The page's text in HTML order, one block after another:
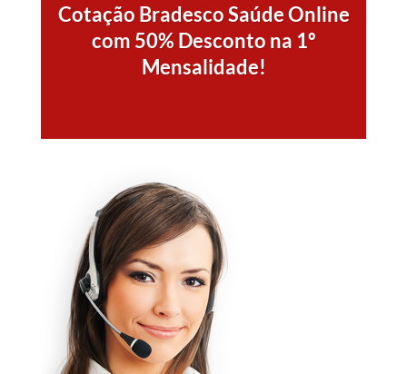
Cotação Bradesco Saúde Online
com 50% Desconto na 1º
Mensalidade!